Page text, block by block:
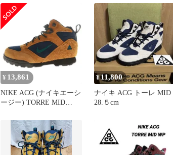
US9 27cm 黒 ブラック /
☆G
メンズ JPN：26.5
¥ 13,861
NIKE ACG (ナイキエーシ
ージー) TORRE MID
OBSIDIAN トーレ バーン
トシエナ アンド オブシ
ディアン ミッドカットス
ニーカー ブラウン/ネイ
¥11,800
ナイキ ACG トーレ MID
28.５cm